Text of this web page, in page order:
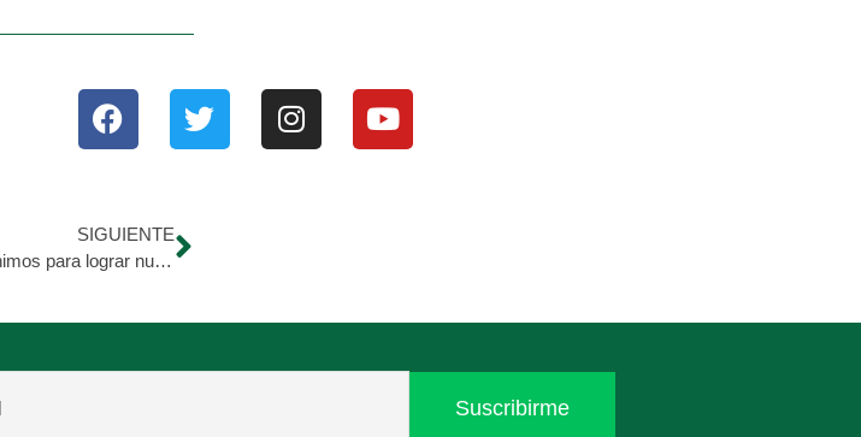
SIGUIENTE
Un país se fortalece cuando nos unimos para lograr nuestros objetivos.